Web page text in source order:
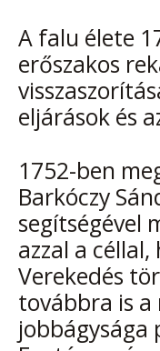
A falu élete
erőszakos
eljárások és
1752-ben
Barkóczy
segítségével
azzal a
Verekedés
továbbra is
jobbágysága